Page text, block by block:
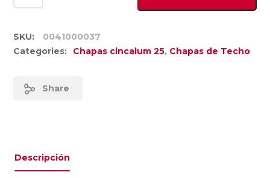
SKU:
0041000037
Categories:
Chapas cincalum 25, Chapas de Techo
Share
Descripción